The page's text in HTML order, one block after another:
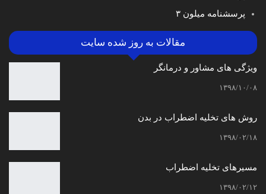
پرسشنامه میلون ۳
مقالات به روز شده سایت
ویژگی های مشاور و درمانگر
۱۳۹۸/۱۰/۰۸
روش های تخلیه اضطراب در بدن
۱۳۹۸/۰۲/۱۸
مسیرهای تخلیه اضطراب
۱۳۹۸/۰۲/۱۲